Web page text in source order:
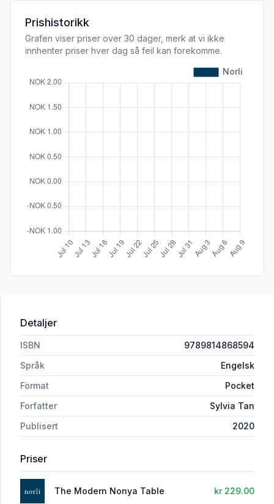
Produktbeskrivelse
Prishistorikk
Grafen viser priser over 30 dager, merk at vi ikke
innhenter priser hver dag så feil kan forekomme.
Detaljer
ISBN
9789814868594
Språk
Engelsk
Format
Pocket
Forfatter
Sylvia Tan
Publisert
2020
Priser
The Modern Nonya Table kr 229.00